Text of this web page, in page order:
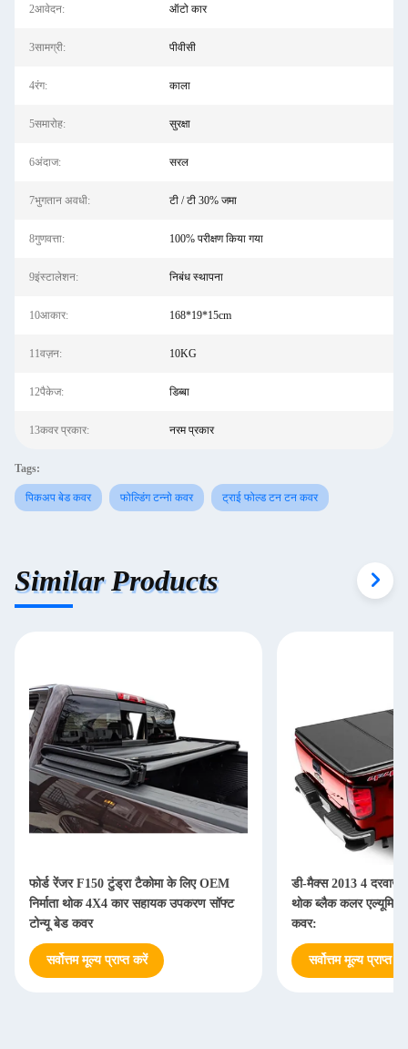
2आवेदन: ऑटो कार
3सामग्री: पीवीसी
4रंग: काला
5समारोह: सुरक्षा
6अंदाज: सरल
7भुगतान अवधी: टी / टी 30% जमा
8गुणवत्ता: 100% परीक्षण किया गया
9इंस्टालेशन: निबंध स्थापना
10आकार: 168*19*15cm
11वज़न: 10KG
12पैकेज: डिब्बा
13कवर प्रकार: नरम प्रकार
Tags:
पिकअप बेड कवर फोल्डिंग टन्नो कवर ट्राई फोल्ड टन टन कवर
Similar Products
फोर्ड रेंजर F150 टुंड्रा टैकोमा के लिए OEM
निर्माता थोक 4X4 कार सहायक उपकरण सॉफ्ट
टोन्यू बेड कवर
सर्वोत्तम मूल्य प्राप्त करें
डी-मैक्स 2013 4 दरवाजे
थोक ब्लैक कलर
कवर:
सर्वोत्तम मूल्य प्राप्त